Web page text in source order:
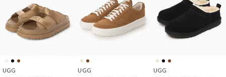
UGG UGG UGG